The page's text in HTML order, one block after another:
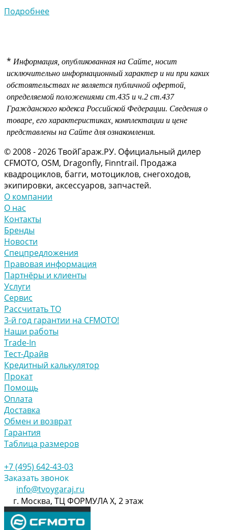
Подробнее
* Информация, опубликованная на Сайте, носит
исключительно информационный характер и ни при каких
обстоятельствах не является публичной офертой,
определяемой положениями ст.435 и ч.2 ст.437
Гражданского кодекса Российской Федерации. Сведения о
товаре, его характеристиках, комплектации и цене
представлены на Сайте для ознакомления.
© 2008 - 2026 ТвойГараж.РУ. Официальный дилер
CFMOTO, OSM, Dragonfly, Finntrail. Продажа
квадроциклов, багги, мотоциклов, снегоходов,
экипировки, аксессуаров, запчастей.
О компании
О нас
Контакты
Бренды
Новости
Спецпредложения
Правовая информация
Партнёры и клиенты
Услуги
Сервис
Рассчитать ТО
3-й год гарантии на CFMOTO!
Наши работы
Trade-In
Тест-Драйв
Кредитный калькулятор
Прокат
Помощь
Оплата
Доставка
Обмен и возврат
Гарантия
Таблица размеров
+7 (495) 642-43-03
Заказать звонок
info@tvoygaraj.ru
г. Москва, ТЦ ФОРМУЛА Х, 2 этаж